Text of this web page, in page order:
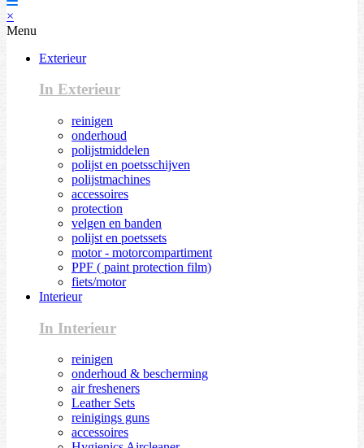
×
Menu
Exterieur
In Exterieur
reinigen
onderhoud
polijstmiddelen
polijst en poetsschijven
polijstmachines
accessoires
protection
velgen en banden
polijst en poetssets
motor - motorcompartiment
PPF ( paint protection film)
fiets/motor
Interieur
In Interieur
reinigen
onderhoud & bescherming
air fresheners
Leather Sets
reinigings guns
accessoires